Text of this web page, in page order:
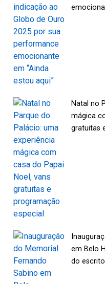
Natal no
mágica
gratuitas
em Belo
do